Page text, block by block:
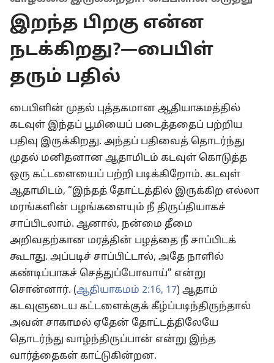
இறந்த பிறகு என்ன
நடக்கிறது?—பைபிள்
தரும் பதில்
பைபிளின் முதல் புத்தகமான ஆதியாகமத்தில்
கடவுள் இந்தப் பூமியைப் படைத்ததைப் பற்றிய
பதிவு இருக்கிறது. அந்தப் பதிவைத் தொடர்ந்து
முதல் மனிதனான ஆதாமிடம் கடவுள் கொடுத்த
ஒரு கட்டளையைப் பற்றி படிக்கிறோம். கடவுள்
ஆதாமிடம், “இந்தத் தோட்டத்தில் இருக்கிற எல்லா
மரங்களின் பழங்களையும் நீ திருப்தியாகச்
சாப்பிடலாம். ஆனால், நன்மை தீமை
அறிவதற்கான மரத்தின் பழத்தை நீ சாப்பிடக்
கூடாது. அப்படிச் சாப்பிட்டால், அதே நாளில்
கண்டிப்பாகச் செத்துப்போவாய்” என்று
சொன்னார். (ஆதியாகமம் 2:16, 17) ஆதாம்
கடவுளுடைய கட்டளைக்குக் கீழ்ப்படிந்திருந்தால்
அவன் சாகாமல் ஏதேன் தோட்டத்திலேயே
தொடர்ந்து வாழ்ந்திருப்பான் என்று இந்த
வார்த்தைகள் காட்டுகின்றன.